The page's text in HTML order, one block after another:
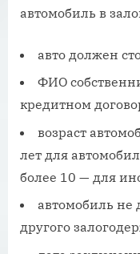
автомобиль в
авто должен
ФИО
кредитном
возраст
лет для
более 10 — для
автомобиль не
другого